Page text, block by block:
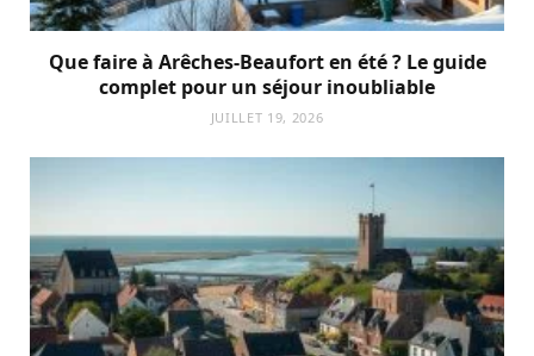
Que faire à Arêches-Beaufort en été ? Le guide
complet pour un séjour inoubliable
JUILLET 19, 2026